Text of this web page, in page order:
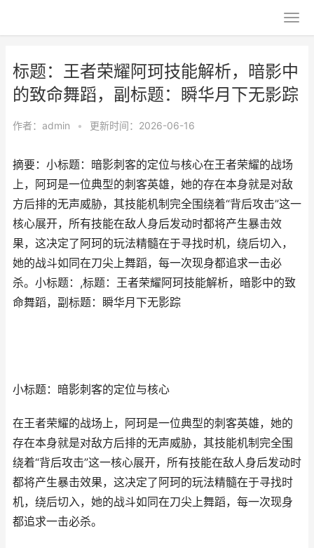
标题：王者荣耀阿珂技能解析，暗影中
的致命舞蹈，副标题：瞬华月下无影踪
作者： admin • 更新时间：2026-06-16
摘要：小标题：暗影刺客的定位与核心在王者荣耀的战场
上，阿珂是一位典型的刺客英雄，她的存在本身就是对敌
方后排的无声威胁，其技能机制完全围绕着“背后攻击”这一
核心展开，所有技能在敌人身后发动时都将产生暴击效
果，这决定了阿珂的玩法精髓在于寻找时机，绕后切入，
她的战斗如同在刀尖上舞蹈，每一次现身都追求一击必
杀。小标题：,标题：王者荣耀阿珂技能解析，暗影中的致
命舞蹈，副标题：瞬华月下无影踪
小标题：暗影刺客的定位与核心
在王者荣耀的战场上，阿珂是一位典型的刺客英雄，她的
存在本身就是对敌方后排的无声威胁，其技能机制完全围
绕着“背后攻击”这一核心展开，所有技能在敌人身后发动时
都将产生暴击效果，这决定了阿珂的玩法精髓在于寻找时
机，绕后切入，她的战斗如同在刀尖上舞蹈，每一次现身
都追求一击必杀。